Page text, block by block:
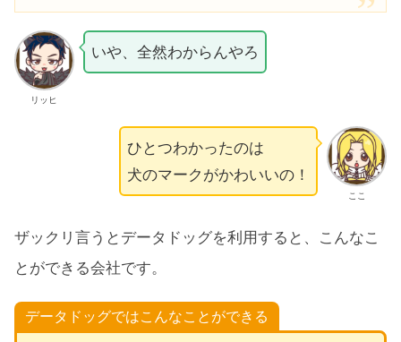
リッヒ
いや、全然わからんやろ
ここ
ひとつわかったのは
犬のマークがかわいいの！
ザックリ言うとデータドッグを利用すると、こんなこ
とができる会社です。
データドッグではこんなことができる